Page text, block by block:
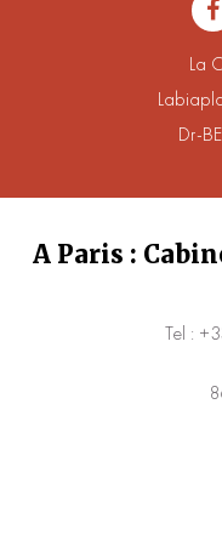
La
Dr-
A Paris :
Tel :